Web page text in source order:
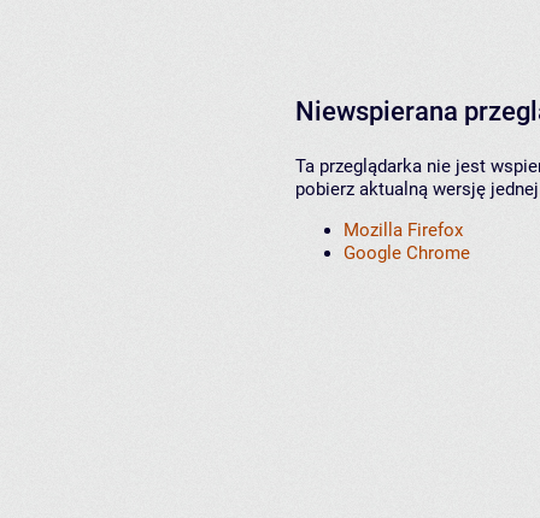
Niewspierana
Ta przeglądarka nie jest
pobierz aktualną wersję
Mozilla Firefox
Google Chrome